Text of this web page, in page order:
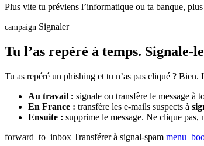
Plus vite tu préviens l’informatique ou ta banque,
campaign Signaler
Tu l’as repéré à temps. Signale-
Tu as repéré un phishing et tu n’as pas cliqué ?
Au travail : signale ou transfère le message à
En France : transfère les e-mails suspects à
Ensuite : supprime le message. Ne clique pas,
forward_to_inbox Transférer à signal-spam